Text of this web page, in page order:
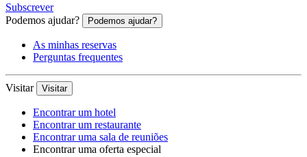
Subscrever
Podemos ajudar?
Podemos ajudar?
As minhas reservas
Perguntas frequentes
Visitar Visitar
Encontrar um hotel
Encontrar um restaurante
Encontrar uma sala de reuniões
Encontrar uma oferta especial